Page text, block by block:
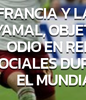
Y
ODIO EN
EL